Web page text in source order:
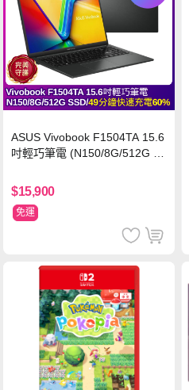
ASUS Vivobook F1504TA 15.6
吋輕巧筆電 (N150/8G/512G S
$15,900
免運